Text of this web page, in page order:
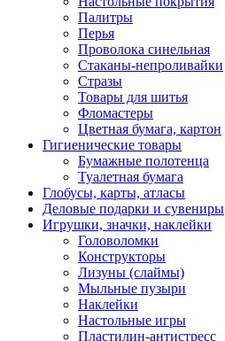
Палитры
Перья
Проволока синельная
Стаканы-непроливайки
Стразы
Товары для шитья
Фломастеры
Цветная бумага, картон
Гигиенические товары
Бумажные полотенца
Туалетная бумага
Глобусы, карты, атласы
Деловые подарки и сувениры
Игрушки, значки, наклейки
Головоломки
Конструкторы
Лизуны (слаймы)
Мыльные пузыри
Наклейки
Настольные игры
Пластилин-антистресс